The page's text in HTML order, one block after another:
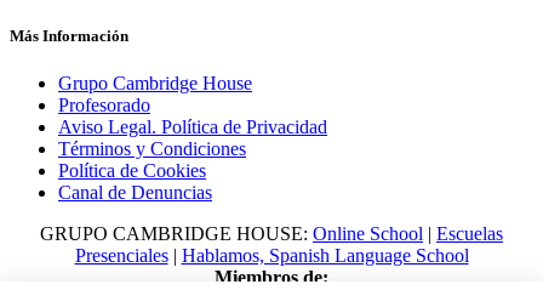
Más Información
Grupo Cambridge House
Profesorado
Aviso Legal. Política de Privacidad
Términos y Condiciones
Política de Cookies
Canal de Denuncias
GRUPO CAMBRIDGE HOUSE: Online School | Escuelas
Presenciales| Hablamos, Spanish Language School
Miembros de: